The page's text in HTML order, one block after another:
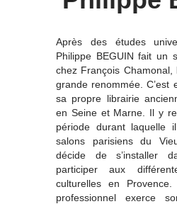
Après des études
Philippe BEGUIN fait un
chez François
grande renommée. C’est
sa propre librairie
en Seine et Marne. Il y
période durant laquelle
salons parisiens du
décide de s’installer
participer aux
culturelles en
professionnel exerce